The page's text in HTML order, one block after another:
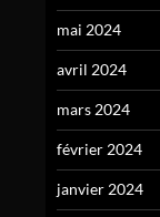
mai 2024
avril 2024
mars 2024
février 2024
janvier 2024